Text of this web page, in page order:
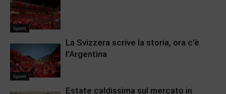
Sport
Sport
La Svizzera scrive la storia, ora c’è
l’Argentina
Estate caldissima sul mercato in